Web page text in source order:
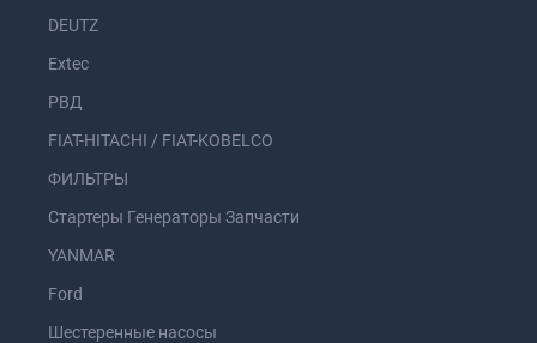
DEUTZ
Extec
РВД
FIAT-HITACHI / FIAT-KOBELCO
ФИЛЬТРЫ
Стартеры Генераторы Запчасти
YANMAR
Ford
Шестеренные насосы